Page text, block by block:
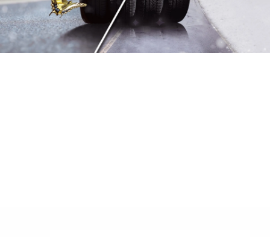
Gratis bezorgd of montage bij jou in de buurt
Seizoen:
Merken: